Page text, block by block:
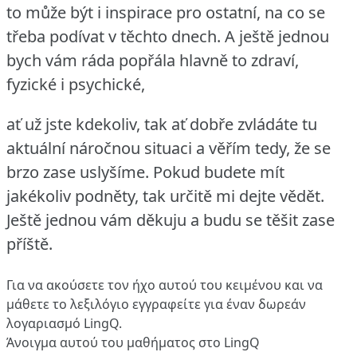
to může být i inspirace pro ostatní, na co se
třeba podívat v těchto dnech. A ještě jednou
bych vám ráda popřála hlavně to zdraví,
fyzické i psychické,
ať už jste kdekoliv, tak ať dobře zvládáte tu
aktuální náročnou situaci a věřím tedy, že se
brzo zase uslyšíme. Pokud budete mít
jakékoliv podněty, tak určitě mi dejte vědět.
Ještě jednou vám děkuju a budu se těšit zase
příště.
Για να ακούσετε τον ήχο αυτού του κειμένου και να
μάθετε το λεξιλόγιο εγγραφείτε για έναν δωρεάν
λογαριασμό LingQ.
Άνοιγμα αυτού του μαθήματος στο LingQ